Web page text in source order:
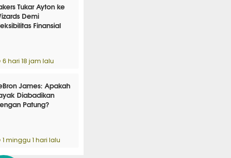
Tukar Ayton ke
Demi
Finansial
6 hari 18 jam lalu
James: Apakah
Diabadikan
Patung?
1 minggu 1 hari lalu